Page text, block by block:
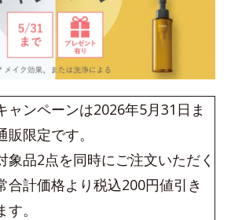
ンペーンは2026年5月31日ま
限定です。
品2点を同時にご注文いただく
合計価格より税込200円値引き
。